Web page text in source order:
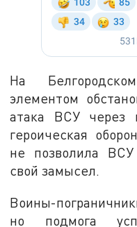
На
элементом
атака ВСУ через
героическая
не позволила ВСУ
свой замысел.
Воины-
но подмога